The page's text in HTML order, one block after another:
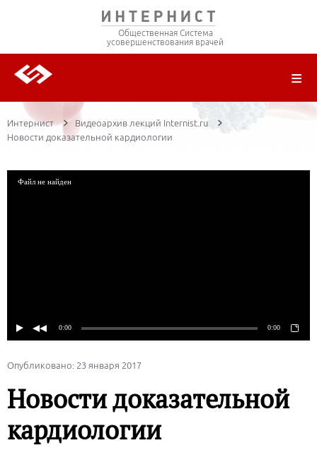
Общественная Система
усовершенствования врачей
ЦИКЛЫ ПЕРЕДАЧ
Интернист
Видеоархив лекций Internist.ru
Новости доказательной кардиологии
Опубликовано: 23 января 2017
Новости доказательной
кардиологии